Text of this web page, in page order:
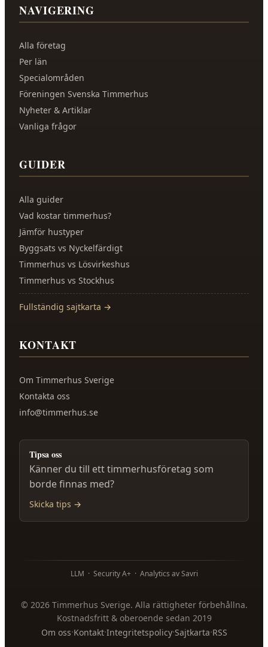
NAVIGERING
Alla företag
Per län
Specialområden
Föreningen Svenska Timmerhus
Nyheter & Artiklar
Vanliga frågor
GUIDER
Alla guider
Vad kostar timmerhus?
Jämför hustyper
Byggsats vs Nyckelfärdigt
Timmerhus vs Lösvirkeshus
Timmerhus vs Stockhus
Fullständig sajtkarta →
KONTAKT
Om Timmerhus Sverige
Kontakta oss
info@timmerhus.se
Tipsa oss
Känner du till ett timmerhusföretag som
borde finnas med?
Skicka tips →
LLM · Security A+ · Analytics av Savri
© 2026 Timmerhus Sverige. Alla rättigheter förbehållna.
Kostnadsfritt & oberoende sedan 2019
Om oss·Kontakt·Integritetspolicy·Sajtkarta·RSS